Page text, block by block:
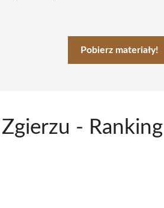
Pobierz materiały!
-